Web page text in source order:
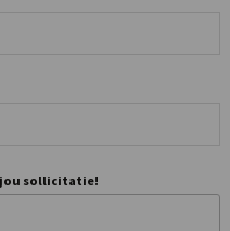
jou sollicitatie!